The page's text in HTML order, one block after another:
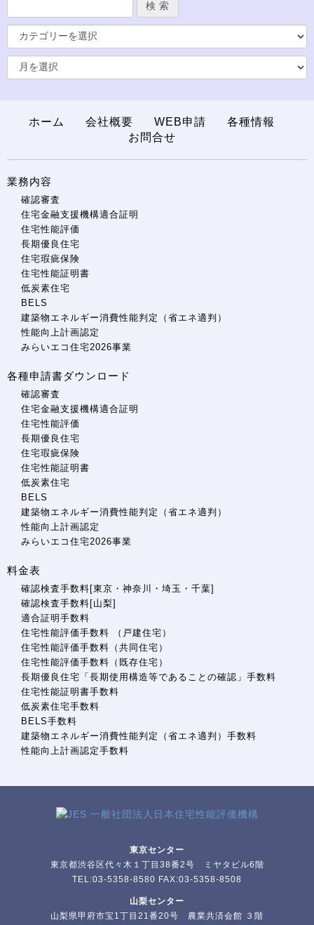
ホーム 会社概要 WEB申請
各種情報
お問合せ
業務内容
確認審査
住宅金融支援機構適合証明
住宅性能評価
長期優良住宅
住宅瑕疵保険
住宅性能証明書
低炭素住宅
BELS
建築物エネルギー消費性能判定（省エネ適判）
性能向上計画認定
みらいエコ住宅2026事業
各種申請書ダウンロード
確認審査
住宅金融支援機構適合証明
住宅性能評価
長期優良住宅
住宅瑕疵保険
住宅性能証明書
低炭素住宅
BELS
建築物エネルギー消費性能判定（省エネ適判）
性能向上計画認定
みらいエコ住宅2026事業
料金表
確認検査手数料[東京・神奈川・埼玉・千葉]
確認検査手数料[山梨]
適合証明手数料
住宅性能評価手数料 （戸建住宅）
住宅性能評価手数料（共同住宅）
住宅性能評価手数料（既存住宅）
長期優良住宅「長期使用構造等であることの確認」手数料
住宅性能証明書手数料
低炭素住宅手数料
BELS手数料
建築物エネルギー消費性能判定（省エネ適判）手数料
性能向上計画認定手数料
東京センター
東京都渋谷区代々木１丁目38番2号 ミヤタビル6階
TEL:03-5358-8580 FAX:03-5358-8508
山梨センター
山梨県甲府市宝1丁目21番20号 農業共済会館 ３階